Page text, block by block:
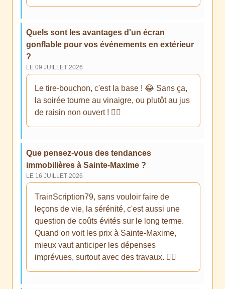
Quels sont les avantages d'un écran
gonflable pour vos événements en extérieur
?
LE 09 JUILLET 2026
Le tire-bouchon, c'est la base ! 😂 Sans ça,
la soirée tourne au vinaigre, ou plutôt au jus
de raisin non ouvert ! 🤷‍♂️
Que pensez-vous des tendances
immobilières à Sainte-Maxime ?
LE 16 JUILLET 2026
TrainScription79, sans vouloir faire de
leçons de vie, la sérénité, c'est aussi une
question de coûts évités sur le long terme.
Quand on voit les prix à Sainte-Maxime,
mieux vaut anticiper les dépenses
imprévues, surtout avec des travaux. 🤷‍♂️